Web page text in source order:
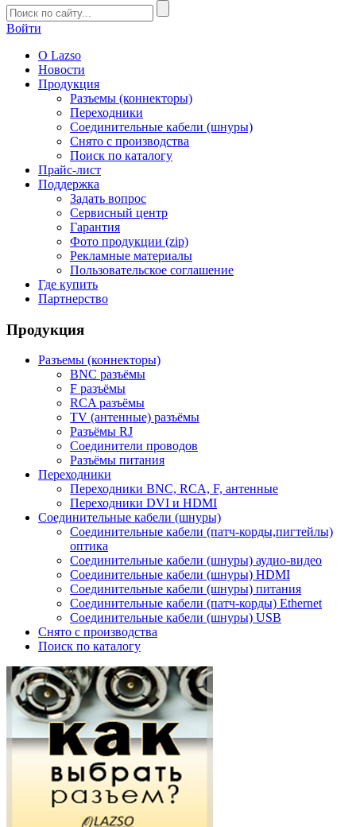
Войти
О Lazso
Новости
Продукция
Разъемы (коннекторы)
Переходники
Соединительные кабели (шнуры)
Снято с производства
Поиск по каталогу
Прайс-лист
Поддержка
Задать вопрос
Сервисный центр
Гарантия
Фото продукции (zip)
Рекламные материалы
Пользовательское соглашение
Где купить
Партнерство
Продукция
Разъемы (коннекторы)
BNC разъёмы
F разъёмы
RCA разъёмы
TV (антенные) разъёмы
Разъёмы RJ
Соединители проводов
Разъёмы питания
Переходники
Переходники BNC, RCA, F, антенные
Переходники DVI и HDMI
Соединительные кабели (шнуры)
Соединительные кабели (патч-корды,пигтейлы)
оптика
Соединительные кабели (шнуры) аудио-видео
Соединительные кабели (шнуры) HDMI
Соединительные кабели (шнуры) питания
Соединительные кабели (патч-корды) Ethernet
Соединительные кабели (шнуры) USB
Снято с производства
Поиск по каталогу